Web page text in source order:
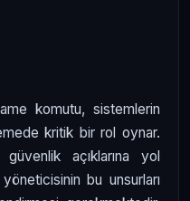
komutu, sistemlerin
kritik bir rol oynar.
güvenlik açıklarına yol
bu unsurları